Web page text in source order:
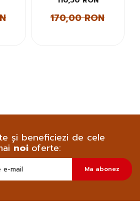
170,00 RON
și beneficiezi de cele
noi oferte:
Ma abonez